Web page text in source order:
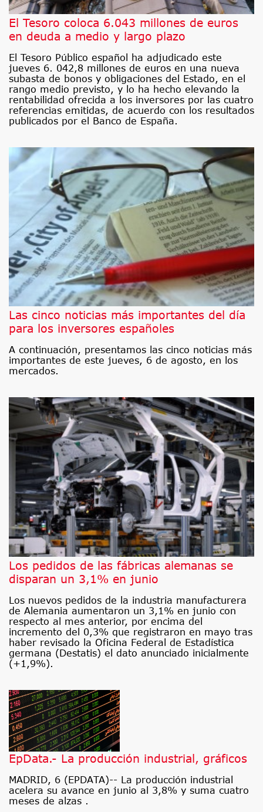
El Tesoro coloca 6.043 millones de euros
en deuda a medio y largo plazo
El Tesoro Público español ha adjudicado este
jueves 6. 042,8 millones de euros en una nueva
subasta de bonos y obligaciones del Estado, en el
rango medio previsto, y lo ha hecho elevando la
rentabilidad ofrecida a los inversores por las cuatro
referencias emitidas, de acuerdo con los resultados
publicados por el Banco de España.
Las cinco noticias más importantes del día
para los inversores españoles
A continuación, presentamos las cinco noticias más
importantes de este jueves, 6 de agosto, en los
mercados.
Los pedidos de las fábricas alemanas se
disparan un 3,1% en junio
Los nuevos pedidos de la industria manufacturera
de Alemania aumentaron un 3,1% en junio con
respecto al mes anterior, por encima del
incremento del 0,3% que registraron en mayo tras
haber revisado la Oficina Federal de Estadística
germana (Destatis) el dato anunciado inicialmente
(+1,9%).
EpData.- La producción industrial, gráficos
MADRID, 6 (EPDATA)-- La producción industrial
acelera su avance en junio al 3,8% y suma cuatro
meses de alzas .